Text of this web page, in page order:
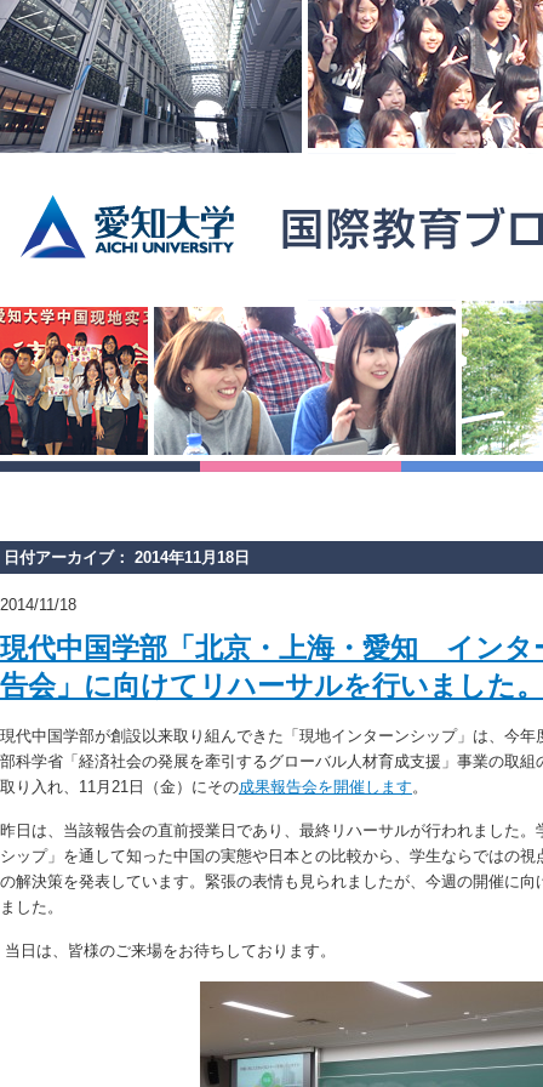
日付アーカイブ： 2014年11月18日
2014/11/18
現代中国学部「北京・上海・愛知 インタ
告会」に向けてリハーサルを行いました。
現代中国学部が創設以来取り組んできた「現地インターンシップ」は、今
部科学省「経済社会の発展を牽引するグローバル人材育成支援」事業の取
取り入れ、11月21日（金）にその成果報告会を開催します。
昨日は、当該報告会の直前授業日であり、最終リハーサルが行われました
シップ」を通して知った中国の実態や日本との比較から、学生ならではの
の解決策を発表しています。緊張の表情も見られましたが、今週の開催に
ました。
当日は、皆様のご来場をお待ちしております。